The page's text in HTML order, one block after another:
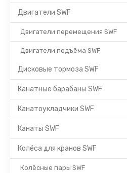
Двигатели SWF
Двигатели перемещения SWF
Двигатели подъёма SWF
Дисковые тормоза SWF
Канатные барабаны SWF
Канатоукладчики SWF
Канаты SWF
Колёса для кранов SWF
Колёсные пары SWF